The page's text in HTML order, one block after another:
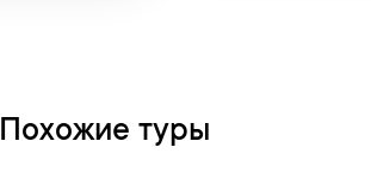
Похожие туры